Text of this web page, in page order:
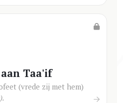
Taa'if
(vrede zij met hem)